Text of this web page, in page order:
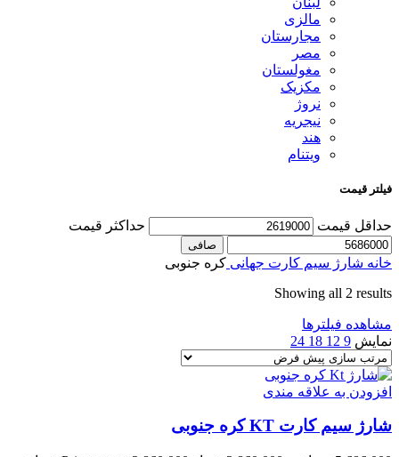
مالزی
مجارستان
مصر
مغولستان
مکزیک
نروژ
نیجریه
هند
ویتنام
فیلتر قیمت
حداقل قیمت حداكثر قيمت
صافی
خانه شارژ سیم کارت جهانی کره جنوبی
Showing all 2 results
مشاهده فیلترها
نمایش 9
12
18
24
افزودن به علاقه مندی
شارژ سیم کارت KT کره جنوبی